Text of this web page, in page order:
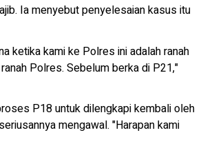
Ia menyebut penyelesaian kasus itu
ketika kami ke Polres ini adalah ranah
Polres. Sebelum berka di P21,"
P18 untuk dilengkapi kembali oleh
mengawal. "Harapan kami